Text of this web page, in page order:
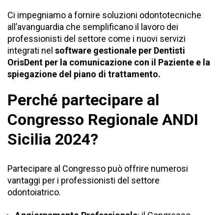
Ci impegniamo a fornire soluzioni odontotecniche
all’avanguardia che semplificano il lavoro dei
professionisti del settore come i nuovi servizi
integrati nel software gestionale per Dentisti
OrisDent per la comunicazione con il Paziente e la
spiegazione del piano di trattamento.
Perché partecipare al
Congresso Regionale ANDI
Sicilia 2024?
Partecipare al Congresso può offrire numerosi
vantaggi per i professionisti del settore
odontoiatrico.